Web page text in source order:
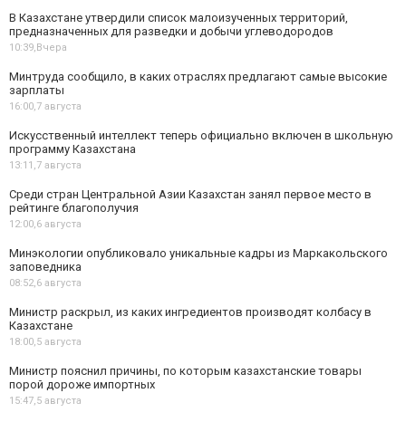
В Казахстане утвердили список малоизученных территорий,
предназначенных для разведки и добычи углеводородов
10:39,Вчера
Минтруда сообщило, в каких отраслях предлагают самые высокие
зарплаты
16:00,7 августа
Искусственный интеллект теперь официально включен в школьную
программу Казахстана
13:11,7 августа
Среди стран Центральной Азии Казахстан занял первое место в
рейтинге благополучия
12:00,6 августа
Минэкологии опубликовало уникальные кадры из Маркакольского
заповедника
08:52,6 августа
Министр раскрыл, из каких ингредиентов производят колбасу в
Казахстане
18:00,5 августа
Министр пояснил причины, по которым казахстанские товары
порой дороже импортных
15:47,5 августа